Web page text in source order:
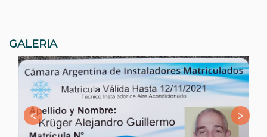
GALERIA